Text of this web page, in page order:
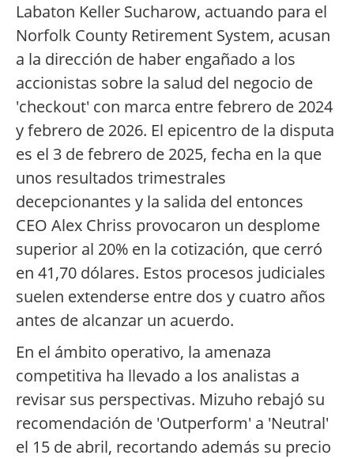
Labaton Keller Sucharow, actuando para el
Norfolk County Retirement System, acusan
a la dirección de haber engañado a los
accionistas sobre la salud del negocio de
'checkout' con marca entre febrero de 2024
y febrero de 2026. El epicentro de la disputa
es el 3 de febrero de 2025, fecha en la que
unos resultados trimestrales
decepcionantes y la salida del entonces
CEO Alex Chriss provocaron un desplome
superior al 20% en la cotización, que cerró
en 41,70 dólares. Estos procesos judiciales
suelen extenderse entre dos y cuatro años
antes de alcanzar un acuerdo.
En el ámbito operativo, la amenaza
competitiva ha llevado a los analistas a
revisar sus perspectivas. Mizuho rebajó su
recomendación de 'Outperform' a 'Neutral'
el 15 de abril, recortando además su precio